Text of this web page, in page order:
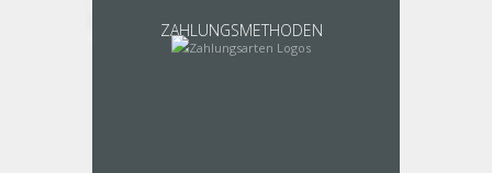
ZAHLUNGSMETHODEN